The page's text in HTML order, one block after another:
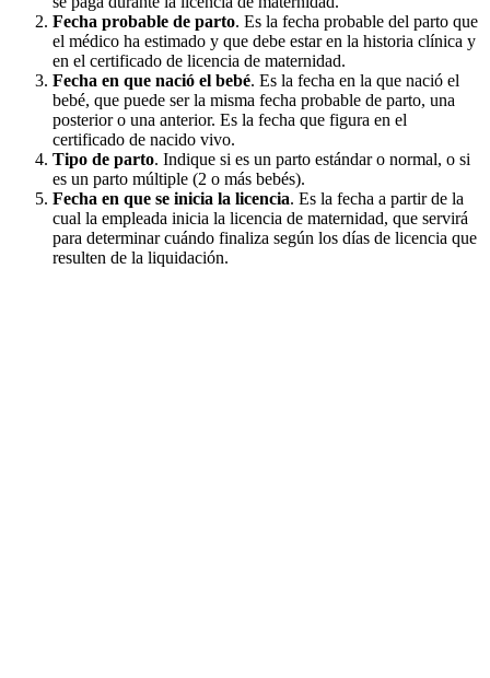
Fecha probable de parto. Es la fecha probable del parto que
el médico ha estimado y que debe estar en la historia clínica y
en el certificado de licencia de maternidad.
Fecha en que nació el bebé. Es la fecha en la que nació el
bebé, que puede ser la misma fecha probable de parto, una
posterior o una anterior. Es la fecha que figura en el
certificado de nacido vivo.
Tipo de parto. Indique si es un parto estándar o normal, o si
es un parto múltiple (2 o más bebés).
Fecha en que se inicia la licencia. Es la fecha a partir de la
cual la empleada inicia la licencia de maternidad, que servirá
para determinar cuándo finaliza según los días de licencia que
resulten de la liquidación.